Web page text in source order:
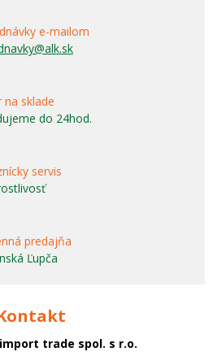
e-mailom
na sklade
do 24hod.
servis
predajňa
Ľupča
trade spol. s r.o.